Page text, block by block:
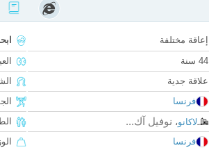
إعاقة مختلفة
44 سنة
علاقة جدية
فرنسا
لاكانو، نوفيل آك...
فرنسا